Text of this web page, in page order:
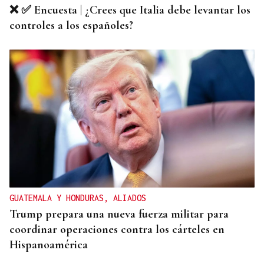
❌ ✅ Encuesta | ¿Crees que Italia debe levantar los
controles a los españoles?
GUATEMALA Y HONDURAS, ALIADOS
Trump prepara una nueva fuerza militar para
coordinar operaciones contra los cárteles en
Hispanoamérica